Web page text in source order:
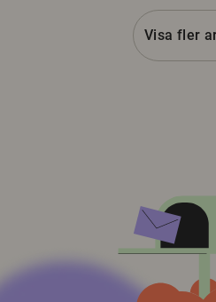
Visa fler